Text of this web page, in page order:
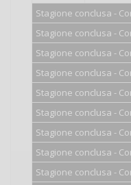
Stagione conclusa -
Stagione conclusa -
Stagione conclusa -
Stagione conclusa -
Stagione conclusa -
Stagione conclusa -
Stagione conclusa -
Stagione conclusa -
Stagione conclusa -